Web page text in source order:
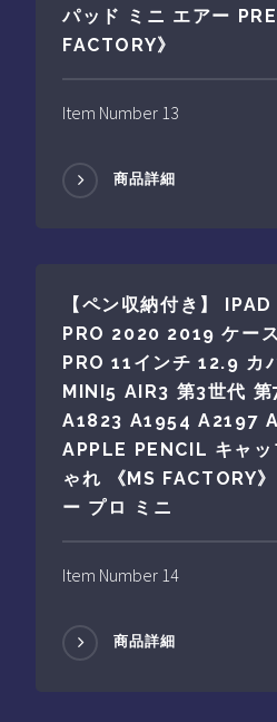
パッド ミニ エアー
FACTORY》
Item Number 13
商品詳細
【ペン収納付き】
PRO 2020 2019 ケー
PRO 11インチ 12.9 カ
MINI5 AIR3 第3世代
A1823 A1954 A2197
APPLE PENCIL キャッ
ゃれ 《MS FACTORY
ー プロ ミニ
Item Number 14
商品詳細